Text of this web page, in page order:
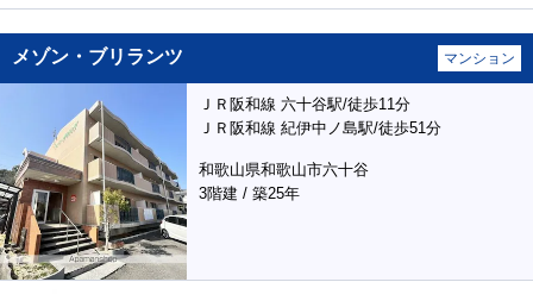
メゾン・ブリランツ マンション
ＪＲ阪和線 六十谷駅/徒歩11分
ＪＲ阪和線 紀伊中ノ島駅/徒歩51分
和歌山県和歌山市六十谷
3階建 / 築25年